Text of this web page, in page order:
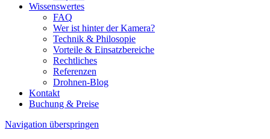
Wissenswertes
FAQ
Wer ist hinter der Kamera?
Technik & Philosopie
Vorteile & Einsatzbereiche
Rechtliches
Referenzen
Drohnen-Blog
Kontakt
Buchung & Preise
Navigation überspringen